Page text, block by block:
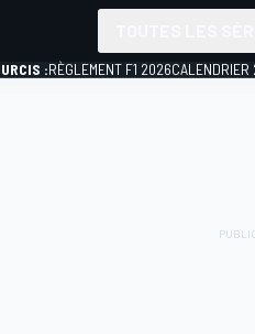
:RÈGLEMENT F1 2026